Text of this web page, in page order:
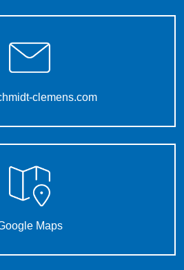
clemens.com
Maps